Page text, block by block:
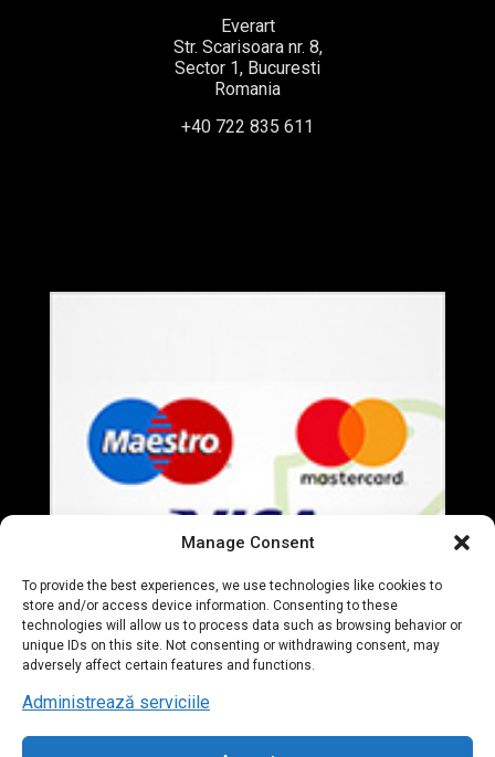
Manage Consent
To provide the best experiences, we use technologies like cookies to
store and/or access device information. Consenting to these
technologies will allow us to process data such as browsing behavior or
unique IDs on this site. Not consenting or withdrawing consent, may
adversely affect certain features and functions.
Administrează serviciile
Everart
Str. Scarisoara nr. 8,
Sector 1, Bucuresti
Romania
+40 722 835 611